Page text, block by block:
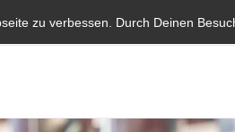
zu verbessen. Durch Deinen
Start Aktuelles Blauer